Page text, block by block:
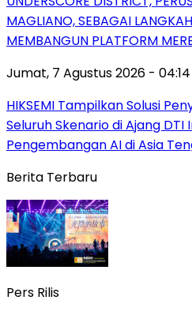
MAGLIANO, SEBAGAI
MEMBANGUN PLATFORM
Jumat, 7 Agustus 2026 - 04:14
HIKSEMI Tampilkan Solusi
Seluruh Skenario di Ajang DTI
Pengembangan AI di Asia
Berita Terbaru
Pers Rilis